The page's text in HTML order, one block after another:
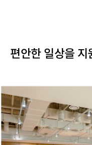
편안한 일상을 지